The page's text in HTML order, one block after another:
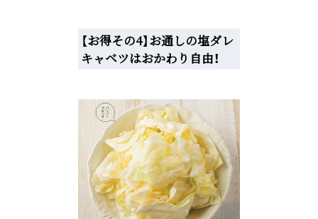
【お得その4】お通しの塩ダレ
キャベツはおかわり自由！